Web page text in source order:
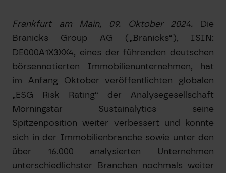
Frankfurt am Main, 09. Oktober 2024. Die
Branicks Group AG („Branicks“), ISIN:
DE000A1X3XX4, eines der führenden deutschen
börsennotierten Immobilienunternehmen, hat
im Anfang Oktober veröffentlichten globalen
„ESG Risk Rating“ der Analysegesellschaft
Morningstar Sustainalytics seine
Spitzenposition weiter verbessert und konnte
sich in der Immobilienbranche sowie unter den
über 16.000 analysierten Unternehmen
unterschiedlichster Branchen nochmals weiter